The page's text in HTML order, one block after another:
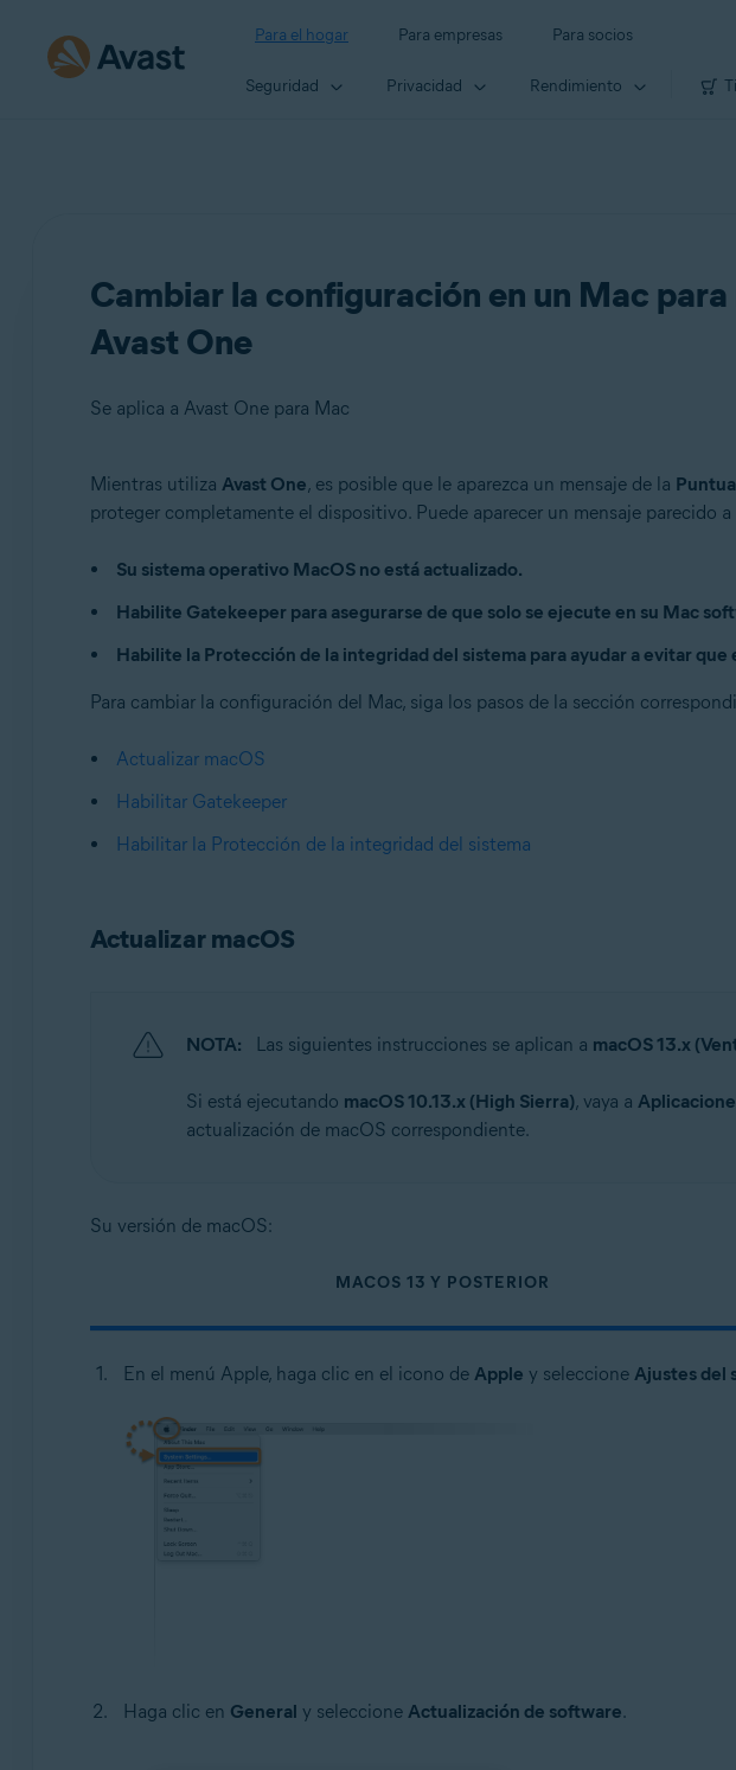
Para el hogar Para empresas Para socios
Seguridad Privacidad Rendimiento
Cambiar la configuración en un Mac
Avast One
Se aplica a Avast One para Mac
Apple macOS 13.x (Ventura)
Apple macOS 11.x (Big Sur)
Apple macOS 10.13.x (High Sierra)
Mientras utiliza Avast One, es posible que le aparezca un mensaje de la
proteger completamente el dispositivo. Puede aparecer un mensaje parecido
Su sistema operativo MacOS no está actualizado.
Habilite Gatekeeper para asegurarse de que solo se ejecute en su Mac
Habilite la Protección de la integridad del sistema para ayudar a evitar
Para cambiar la configuración del Mac, siga los pasos de la sección
Actualizar macOS
Habilitar Gatekeeper
Habilitar la Protección de la integridad del sistema
Actualizar macOS
NOTA: Las siguientes instrucciones se aplican a macOS 13.x
Si está ejecutando macOS 10.13.x (High Sierra), vaya a
actualización de macOS correspondiente.
Su versión de macOS:
MACOS 13 Y POSTERIOR
En el menú Apple, haga clic en el icono de Apple y seleccione Ajustes del
Haga clic en General y seleccione Actualización de software.